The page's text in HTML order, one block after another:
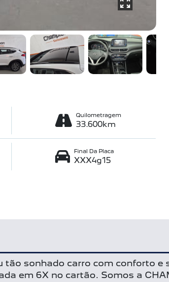
Quilometragem
33.600km
Final Da Placa
XXX4g15
tão sonhado carro com conforto
em 6X no cartão. Somos a